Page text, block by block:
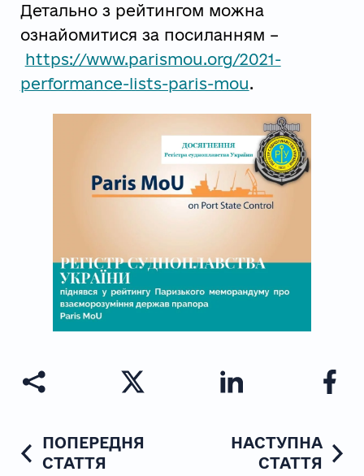
Детально з рейтингом можна
ознайомитися за посиланням –
https://www.parismou.org/2021-
performance-lists-paris-mou.
ПОПЕРЕДНЯ
СТАТТЯ
НАСТУПНА
СТАТТЯ